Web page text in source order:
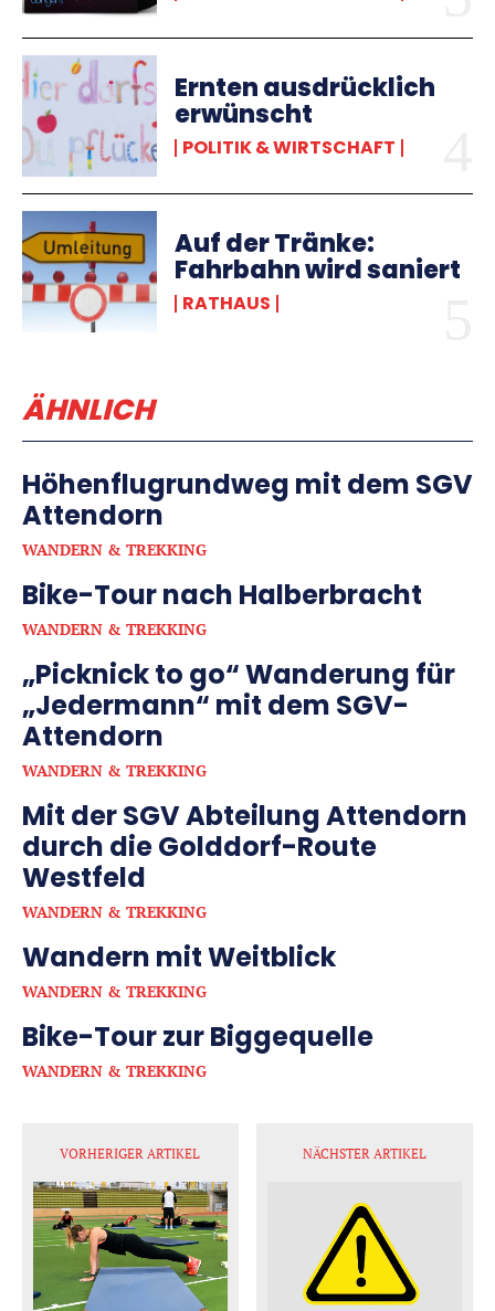
Ernten ausdrücklich
erwünscht
POLITIK & WIRTSCHAFT
Auf der Tränke:
Fahrbahn wird saniert
RATHAUS
ÄHNLICH
Höhenflugrundweg mit dem SGV
Attendorn
WANDERN & TREKKING
Bike-Tour nach Halberbracht
WANDERN & TREKKING
„Picknick to go“ Wanderung für
„Jedermann“ mit dem SGV-
Attendorn
WANDERN & TREKKING
Mit der SGV Abteilung Attendorn
durch die Golddorf-Route
Westfeld
WANDERN & TREKKING
Wandern mit Weitblick
WANDERN & TREKKING
Bike-Tour zur Biggequelle
WANDERN & TREKKING
VORHERIGER ARTIKEL NÄCHSTER ARTIKEL